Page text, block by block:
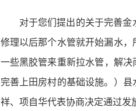
对于您们提出的关于完善
修理以后那个水管就开始漏水
一些黑胶管来重新拉水管，解
完善上田房村的基础设施。）
祥、项自华代表协商决定通过发